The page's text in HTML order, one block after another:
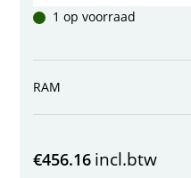
1 op voorraad
RAM
€456.16 incl.btw